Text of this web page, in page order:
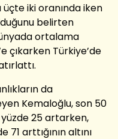
iki oranında iken
belirten
ortalama
çıkarken Türkiye’de
da
Kemaloğlu, son 50
25 artarken,
arttığının altını